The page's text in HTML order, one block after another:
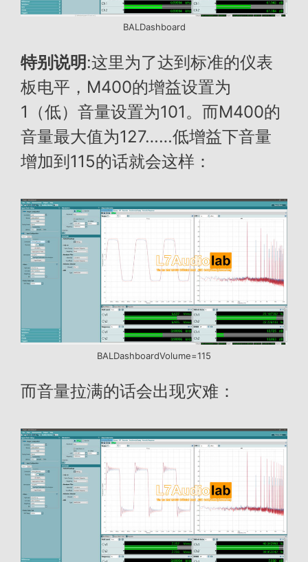
BALDashboard
特别说明 :这里为了达到标准的仪表
板电平，M400的增益设置为
1（低）音量设置为101。而M400的
音量最大值为127……低增益下音量
增加到115的话就会这样：
BALDashboardVolume=115
而音量拉满的话会出现灾难：